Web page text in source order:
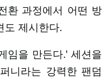
환 과정에서 어떤 방
도 제시한다.
임을 만든다.' 세션을
니라는 강력한 팬덤